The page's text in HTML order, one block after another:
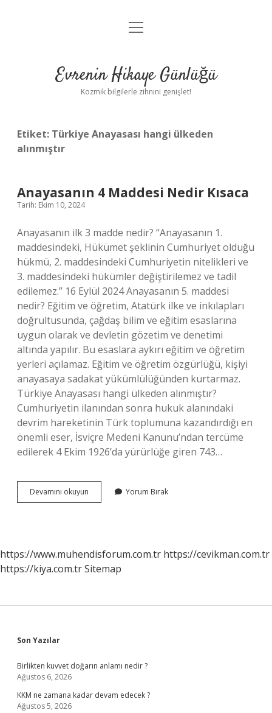
Anasayfa
Yasal Uyarı
menüyü
Evrenin Hikaye Günlüğü
Kozmik bilgilerle zihnini genişlet!
Etiket: Türkiye Anayasası hangi ülkeden
alınmıştır
Anayasanın 4 Maddesi Nedir Kısaca
Tarih: Ekim 10, 2024
Anayasanın ilk 3 madde nedir? “Anayasanın 1.
maddesindeki, Hükümet şeklinin Cumhuriyet olduğu
hükmü, 2. maddesindeki Cumhuriyetin nitelikleri ve
3. maddesindeki hükümler değiştirilemez ve tadil
edilemez.” 16 Eylül 2024 Anayasanın 5. maddesi
nedir? Eğitim ve öğretim, Atatürk ilke ve inkılapları
doğrultusunda, çağdaş bilim ve eğitim esaslarına
uygun olarak ve devletin gözetim ve denetimi
altında yapılır. Bu esaslara aykırı eğitim ve öğretim
yerleri açılamaz. Eğitim ve öğretim özgürlüğü, kişiyi
anayasaya sadakat yükümlülüğünden kurtarmaz.
Türkiye Anayasası hangi ülkeden alınmıştır?
Cumhuriyetin ilanından sonra hukuk alanındaki
devrim hareketinin Türk toplumuna kazandırdığı en
önemli eser, İsviçre Medeni Kanunu’ndan tercüme
edilerek 4 Ekim 1926’da yürürlüğe giren 743…
Devamını okuyun Anayasanın
4
Yorum Bırak
https://www.muhendisforum.com.tr https://cevikman.com.tr
https://kiya.com.trSitemap
Sidebar
Son Yazılar
Birlikten kuvvet doğarın anlamı nedir ?
Ağustos 6, 2026
KKM ne zamana kadar devam edecek ?
Ağustos 5, 2026